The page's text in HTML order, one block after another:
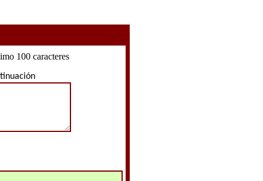
100 caracteres